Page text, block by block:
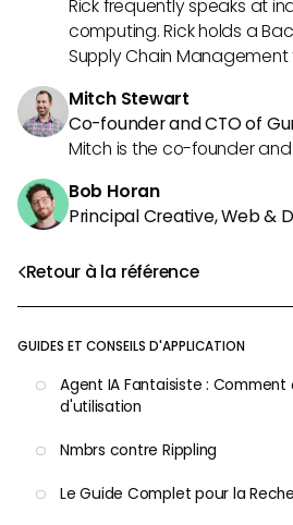
Retour à la référence
GUIDES ET CONSEILS D'APPLICATION
Agent IA Fantaisiste :
d'utilisation
Nmbrs contre Rippling
Le Guide Complet pour la
Rick frequently speaks at
computing. Rick holds a
Supply Chain Management
Mitch Stewart
Co-founder and CTO of
Mitch is the co-founder and
Bob Horan
Principal Creative, Web &